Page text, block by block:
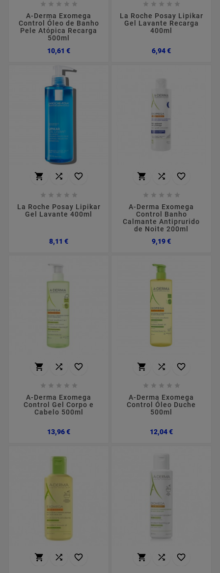
    
A-Derma Exomega
Control Óleo de Banho
Pele Atópica Recarga
500ml
10,61 €Preço
    
La Roche Posay Lipikar
Gel Lavante Recarga
400ml
6,94 €Preço
  
    
La Roche Posay Lipikar
Gel Lavante 400ml
8,11 €Preço
  
    
A-Derma Exomega
Control Banho
Calmante Antiprurido
de Noite 200ml
9,19 €Preço
  
    
A-Derma Exomega
Control Gel Corpo e
Cabelo 500ml
13,96 €Preço
  
    
A-Derma Exomega
Control Óleo Duche
500ml
12,04 €Preço
     